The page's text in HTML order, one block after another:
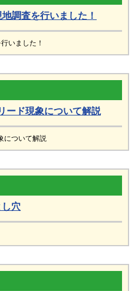
調査を行いました！
いました！
ード現象について解説
について解説
し穴